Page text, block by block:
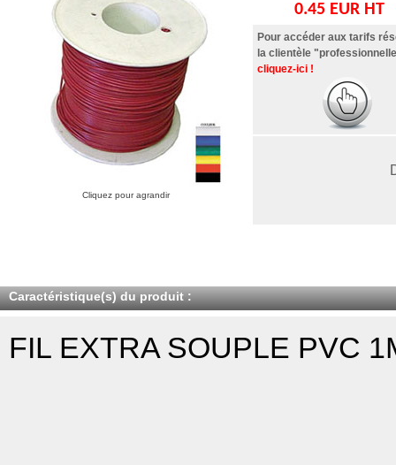
Cliquez pour agrandir
0.45 EUR HT
Pour accéder aux tarifs
la clientèle
cliquez-ici !
Caractéristique(s) du produit :
FIL EXTRA SOUPLE PVC